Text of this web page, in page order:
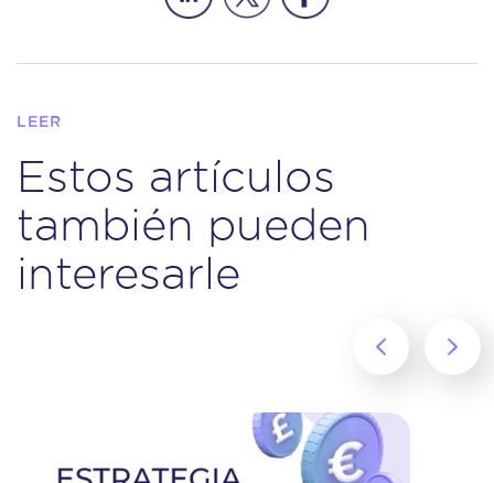
LEER
Estos artículos
también pueden
interesarle